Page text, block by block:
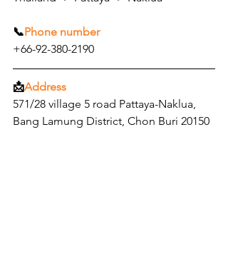
📞Phone number
+66-92-380-2190
📩Address
571/28 village 5 road Pattaya-Naklua,
Bang Lamung District, Chon Buri 20150